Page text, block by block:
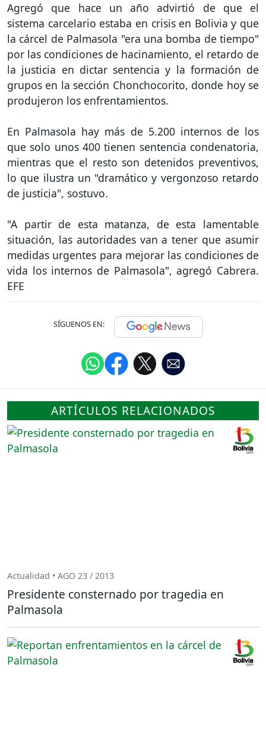
Agregó que hace un año advirtió de que el
sistema carcelario estaba en crisis en Bolivia y que
la cárcel de Palmasola "era una bomba de tiempo"
por las condiciones de hacinamiento, el retardo de
la justicia en dictar sentencia y la formación de
grupos en la sección Chonchocorito, donde hoy se
produjeron los enfrentamientos.
En Palmasola hay más de 5.200 internos de los
que solo unos 400 tienen sentencia condenatoria,
mientras que el resto son detenidos preventivos,
lo que ilustra un "dramático y vergonzoso retardo
de justicia", sostuvo.
"A partir de esta matanza, de esta lamentable
situación, las autoridades van a tener que asumir
medidas urgentes para mejorar las condiciones de
vida los internos de Palmasola", agregó Cabrera.
EFE
SÍGUENOS EN:
ARTÍCULOS RELACIONADOS
Actualidad • AGO 23 / 2013
Presidente consternado por tragedia en
Palmasola